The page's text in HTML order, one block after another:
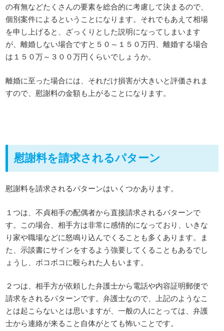
の有無などたくさんの要素を総合的に考慮して決まるので、
個別案件によるということになります。それでもあえて相場
を申し上げると、ざっくりとした説明になってしまいます
が、離婚しない場合ですと５０～１５０万円、離婚する場合
は１５０万～３００万円くらいでしょうか。
離婚に至った場合には、それだけ損害が大きいと評価されま
すので、慰謝料の金額も上がることになります。
慰謝料を請求されるパターン
慰謝料を請求されるパターンはいくつかあります。
１つは、不貞相手の配偶者から直接請求されるパターンで
す。この場合、相手方は非常に感情的になっており、いきな
り家や職場などに怒鳴り込んでくることも多くあります。ま
た、示談書にサインをするよう強要してくることもあるでし
ょうし、ボコボコに殴られた人もいます。
２つは、相手方が依頼した弁護士から電話や内容証明郵便で
請求をされるパターンです。弁護士なので、上記のようなこ
とは起こらないとは思いますが、一般の人にとっては、弁護
士から連絡が来ること自体がとても怖いことです。